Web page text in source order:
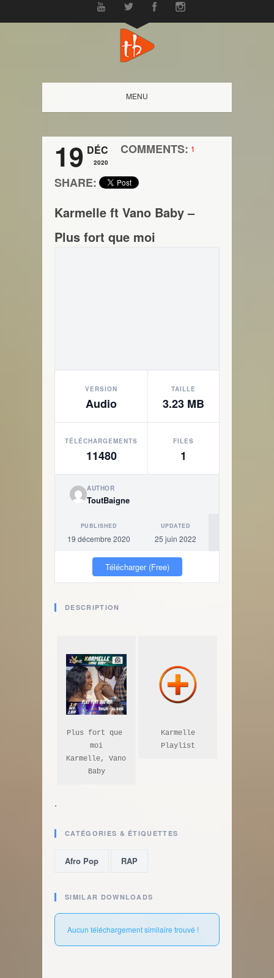
MENU
19 DÉC
2020
COMMENTS: 1
SHARE:
Karmelle ft Vano Baby –
Plus fort que moi
VERSION
Audio
TAILLE
3.23 MB
TÉLÉCHARGEMENTS
11480
FILES
1
AUTHOR
ToutBaigne
PUBLISHED
19 décembre 2020
UPDATED
25 juin 2022
Télécharger (Free)
DESCRIPTION
Plus fort que
moi
Karmelle, Vano
Baby
Karmelle
Playlist
.
CATÉGORIES & ÉTIQUETTES
Afro Pop RAP
SIMILAR DOWNLOADS
Aucun téléchargement similaire trouvé !